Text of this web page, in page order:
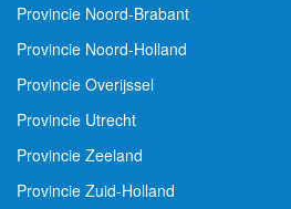
Provincie Noord-Brabant
Provincie Noord-Holland
Provincie Overijssel
Provincie Utrecht
Provincie Zeeland
Provincie Zuid-Holland